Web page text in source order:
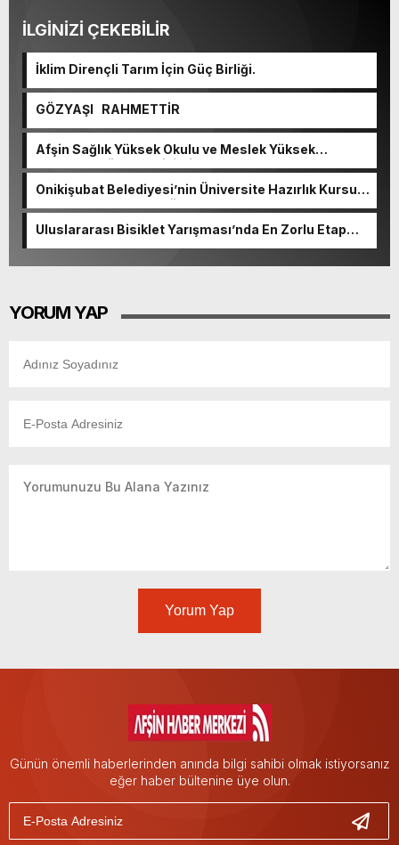
İLGİNİZİ ÇEKEBİLİR
İklim Dirençli Tarım İçin Güç Birliği.
GÖZYAŞI RAHMETTİR
Afşin Sağlık Yüksek Okulu ve Meslek Yüksek
Okulunda görev değişimi!
Onikişubat Belediyesi’nin Üniversite Hazırlık Kursu
başvurularında son gün 7 Ağustos.
Uluslararası Bisiklet Yarışması’nda En Zorlu Etap
Tamamlandı.
YORUM YAP
Yorum Yap
Günün önemli haberlerinden anında bilgi sahibi olmak istiyorsanız
eğer haber bültenine üye olun.